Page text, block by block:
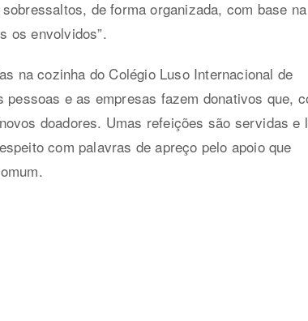
de forma organizada, com base na
os envolvidos”.
na cozinha do Colégio Luso Internacional de
e as empresas fazem donativos que,
doadores. Umas refeições são servidas e
com palavras de apreço pelo apoio que